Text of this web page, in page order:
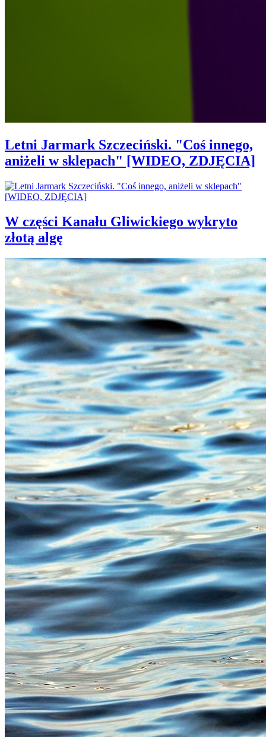
Letni Jarmark Szczeciński. "Coś innego,
aniżeli w sklepach" [WIDEO, ZDJĘCIA]
W części Kanału Gliwickiego wykryto
złotą algę